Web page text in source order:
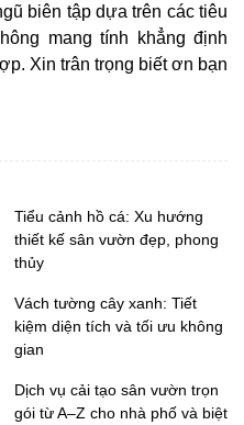
biên tập dựa trên các tiêu
mang tính khẳng định
Xin trân trọng biết ơn bạn
Tiểu cảnh hồ cá: Xu hướng
thiết kế sân vườn đẹp, phong
thủy
Vách tường cây xanh: Tiết
kiệm diện tích và tối ưu không
gian
Dịch vụ cải tạo sân vườn trọn
gói từ A–Z cho nhà phố và biệt